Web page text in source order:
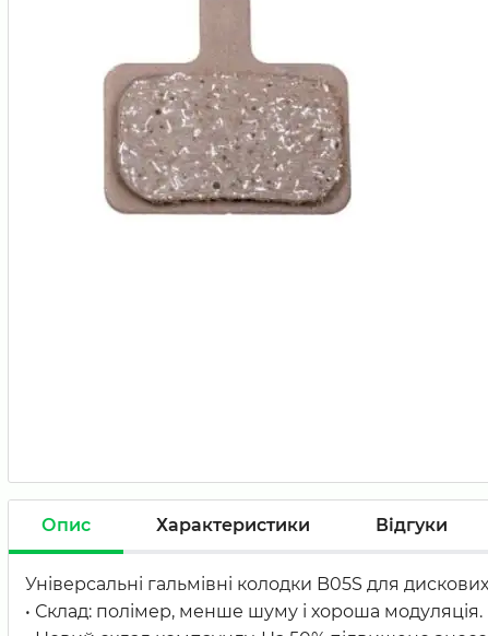
Опис Характеристики Відгуки
Універсальні гальмівні колодки B05S для
• Склад: полімер, менше шуму і хороша модуляція.